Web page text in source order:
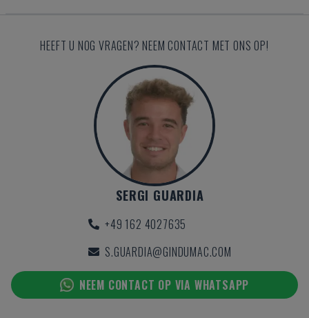
HEEFT U NOG VRAGEN? NEEM CONTACT MET ONS OP!
SERGI GUARDIA
+49 162 4027635
S.GUARDIA@GINDUMAC.COM
NEEM CONTACT OP VIA WHATSAPP